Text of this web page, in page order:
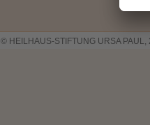
© HEILHAUS-STIFTUNG URSA PAUL,